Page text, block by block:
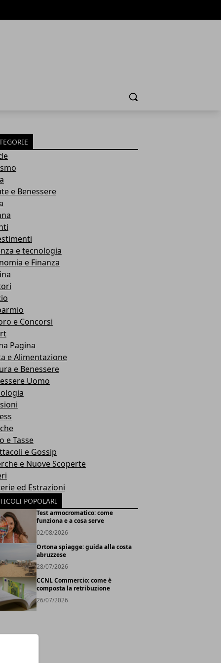
Cerca
e Benessere
e tecnologia
e Finanza
e Concorsi
Pagina
e Alimentazione
e Benessere
Uomo
e Tasse
e Gossip
e Nuove Scoperte
ed Estrazioni
POPOLARI
Test armocromatico: come
funziona e a cosa serve
02/08/2026
Ortona spiagge: guida alla costa
abruzzese
28/07/2026
CCNL Commercio: come è
composta la retribuzione
26/07/2026